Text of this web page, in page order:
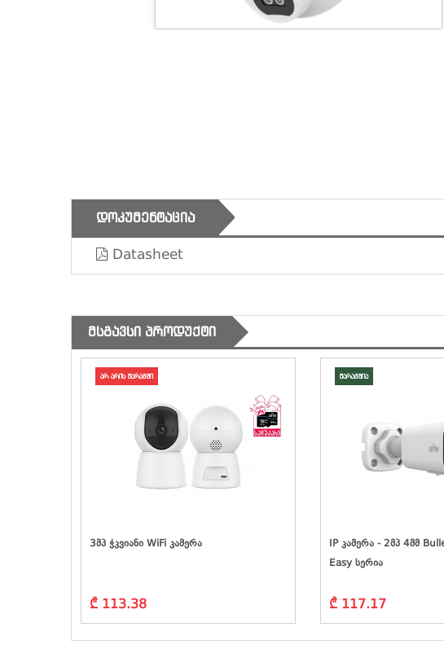
ᲓᲝᲙᲣᲛᲔᲜᲢᲐᲪᲘᲐ
Datasheet
ᲛᲡᲒᲐᲕᲡᲘ ᲞᲠᲝᲓᲣᲥᲢᲘ
არ არის მარაგში
3მპ Ჭკვიანი WiFi Კამერა
₾ 113.38
მარაგშია
IP Კამერა - 2მპ 4მმ
Easy Სერია
₾ 117.17